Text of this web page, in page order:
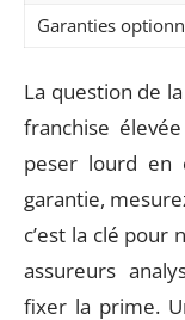
Garanties
La question de
franchise
peser lourd en
garantie,
c’est la clé pour
assureurs
fixer la prime.